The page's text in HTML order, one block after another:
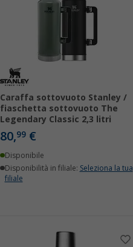
Caraffa sottovuoto Stanley /
fiaschetta sottovuoto The
Legendary Classic 2,3 litri
80,99 €
Disponibile
Disponibilità in filiale: Seleziona la tua
filiale